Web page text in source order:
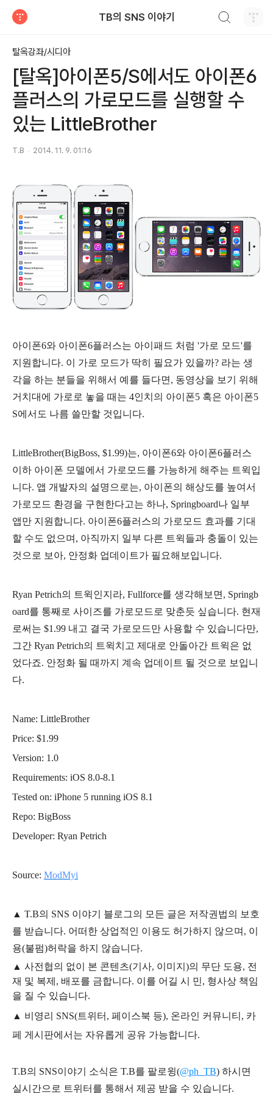
TB의 SNS 이야기
탈옥강좌/시디아
[탈옥]아이폰5/S에서도 아이폰6
플러스의 가로모드를 실행할 수
있는 LittleBrother
T.B 2014. 11. 9. 01:16
아이폰6와 아이폰6플러스는 아이패드 처럼 '가로 모드'를
지원합니다. 이 가로 모드가 딱히 필요가 있을까? 라는 생
각을 하는 분들을 위해서 예를 들다면, 동영상을 보기 위해
거치대에 가로로 놓을 때는 4인치의 아이폰5 혹은 아이폰5
S에서도 나름 쓸만할 것입니다.
LittleBrother(BigBoss, $1.99)는, 아이폰6와 아이폰6플러스
이하 아이폰 모델에서 가로모드를 가능하게 해주는 트윅입
니다. 앱 개발자의 설명으로는, 아이폰의 해상도를 높여서
가로모드 환경을 구현한다고는 하나, Springboard나 일부
앱만 지원합니다. 아이폰6플러스의 가로모드 효과를 기대
할 수도 없으며, 아직까지 일부 다른 트윅들과 충돌이 있는
것으로 보아, 안정화 업데이트가 필요해보입니다.
Ryan Petrich의 트윅인지라, Fullforce를 생각해보면, Springb
oard를 통째로 사이즈를 가로모드로 맞춘듯 싶습니다. 현재
로써는 $1.99 내고 결국 가로모드만 사용할 수 있습니다만,
그간 Ryan Petrich의 트윅치고 제대로 안돌아간 트윅은 없
었다죠. 안정화 될 때까지 계속 업데이트 될 것으로 보입니
다.
Name: LittleBrother
Price: $1.99
Version: 1.0
Requirements: iOS 8.0-8.1
Tested on: iPhone 5 running iOS 8.1
Repo: BigBoss
Developer: Ryan Petrich
Source: ModMyi
▲ T.B의 SNS 이야기 블 로그의 모든 글은 저작권법의 보호
를 받습니다. 어떠한 상업적인 이용도 허가하지 않으며, 이
용(불펌)허락을 하지 않습니다.
▲ 사전협의 없이 본 콘텐츠(기사, 이미지)의 무단 도용, 전
재 및 복제, 배포를 금합니다. 이를 어길 시 민, 형사상 책임
을 질 수 있습니다.
▲ 비영리 SNS(트위터, 페이스북 등), 온라인 커뮤니티, 카
페 게시판에서는 자유롭게 공유 가능합니다.
T.B의 SNS이야기 소식은 T.B를 팔로윙(@ph_TB) 하시면
실시간으로 트위터를 통해서 제공 받을 수 있습니다.